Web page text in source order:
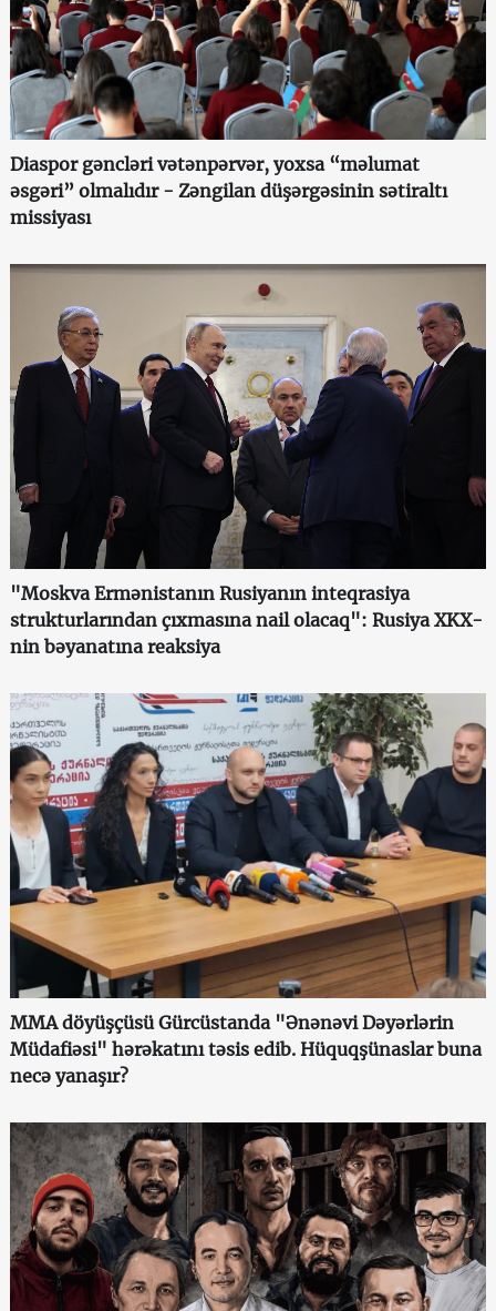
Diaspor gəncləri vətənpərvər, yoxsa “məlumat
əsgəri” olmalıdır - Zəngilan düşərgəsinin sətiraltı
missiyası
"Moskva Ermənistanın Rusiyanın inteqrasiya
strukturlarından çıxmasına nail olacaq": Rusiya XKX-
nin bəyanatına reaksiya
MMA döyüşçüsü Gürcüstanda "Ənənəvi Dəyərlərin
Müdafiəsi" hərəkatını təsis edib. Hüquqşünaslar buna
necə yanaşır?